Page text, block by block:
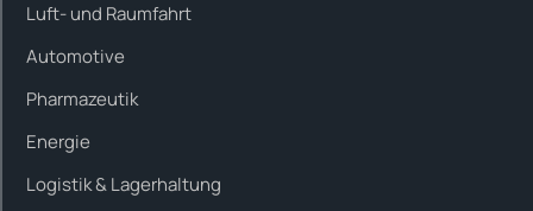
Luft- und Raumfahrt
Automotive
Pharmazeutik
Energie
Logistik & Lagerhaltung